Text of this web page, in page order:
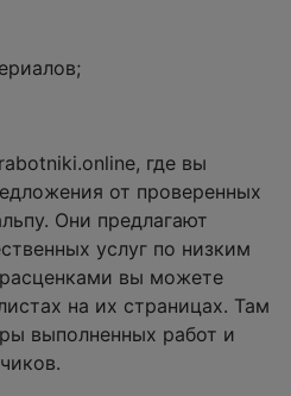
где вы
от проверенных
Они предлагают
услуг по низким
вы можете
на их страницах. Там
выполненных работ и